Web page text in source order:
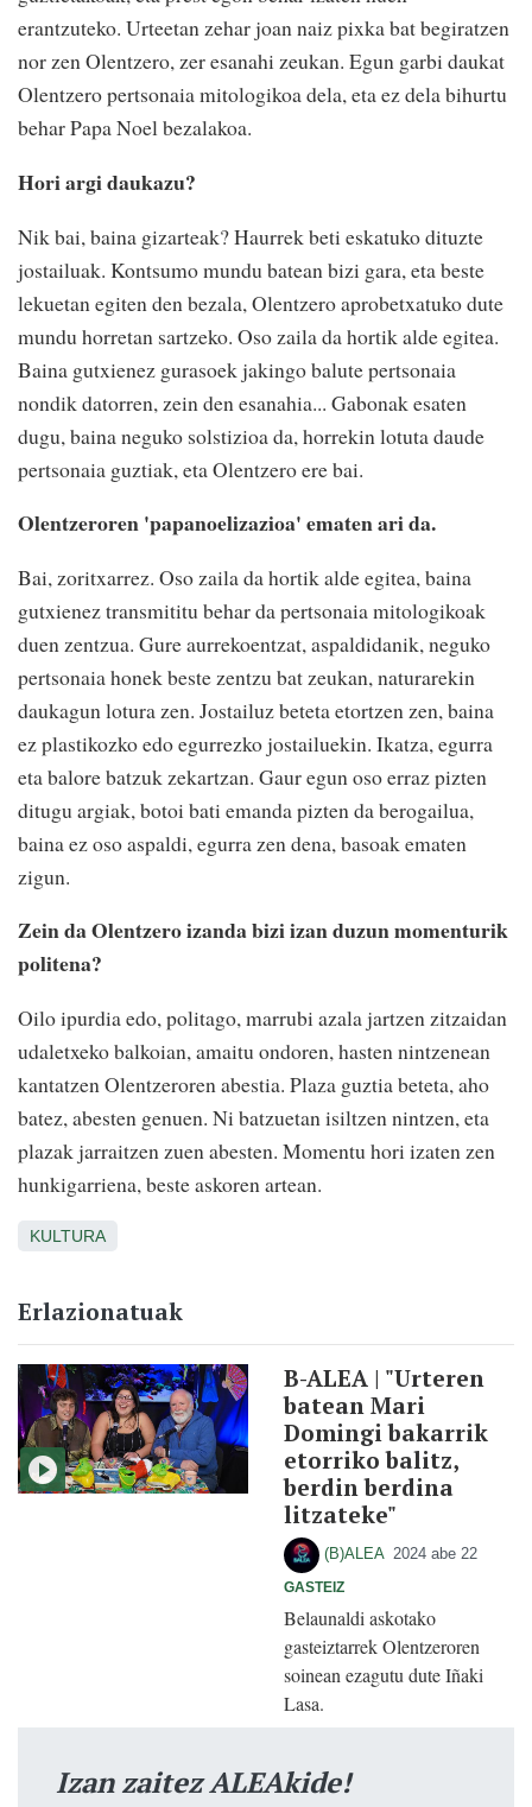
erantzuteko. Urteetan zehar joan naiz pixka bat begiratzen
nor zen Olentzero, zer esanahi zeukan. Egun garbi daukat
Olentzero pertsonaia mitologikoa dela, eta ez dela bihurtu
behar Papa Noel bezalakoa.
Hori argi daukazu?
Nik bai, baina gizarteak? Haurrek beti eskatuko dituzte
jostailuak. Kontsumo mundu batean bizi gara, eta beste
lekuetan egiten den bezala, Olentzero aprobetxatuko dute
mundu horretan sartzeko. Oso zaila da hortik alde egitea.
Baina gutxienez gurasoek jakingo balute pertsonaia
nondik datorren, zein den esanahia... Gabonak esaten
dugu, baina neguko solstizioa da, horrekin lotuta daude
pertsonaia guztiak, eta Olentzero ere bai.
Olentzeroren 'papanoelizazioa' ematen ari da.
Bai, zoritxarrez. Oso zaila da hortik alde egitea, baina
gutxienez transmititu behar da pertsonaia mitologikoak
duen zentzua. Gure aurrekoentzat, aspaldidanik, neguko
pertsonaia honek beste zentzu bat zeukan, naturarekin
daukagun lotura zen. Jostailuz beteta etortzen zen, baina
ez plastikozko edo egurrezko jostailuekin. Ikatza, egurra
eta balore batzuk zekartzan. Gaur egun oso erraz pizten
ditugu argiak, botoi bati emanda pizten da berogailua,
baina ez oso aspaldi, egurra zen dena, basoak ematen
zigun.
Zein da Olentzero izanda bizi izan duzun momenturik
politena?
Oilo ipurdia edo, politago, marrubi azala jartzen zitzaidan
udaletxeko balkoian, amaitu ondoren, hasten nintzenean
kantatzen Olentzeroren abestia. Plaza guztia beteta, aho
batez, abesten genuen. Ni batzuetan isiltzen nintzen, eta
plazak jarraitzen zuen abesten. Momentu hori izaten zen
hunkigarriena, beste askoren artean.
KULTURA
Erlazionatuak
B-ALEA | "Urteren
batean Mari
Domingi bakarrik
etorriko balitz,
berdin berdina
litzateke"
(B)ALEA 2024 abe 22
GASTEIZ
Belaunaldi askotako
gasteiztarrek Olentzeroren
soinean ezagutu dute Iñaki
Lasa.
Izan zaitez ALEAkide!